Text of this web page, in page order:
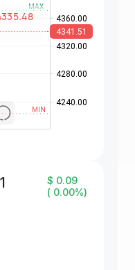
$ 0.09
( 0.00%)